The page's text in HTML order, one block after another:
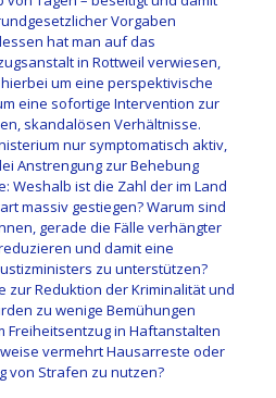
Vorgaben
hat man auf das
in Rottweil verwiesen,
um eine perspektivische
eine sofortige Intervention zur
skandalösen Verhältnisse.
nur symptomatisch aktiv,
Anstrengung zur Behebung
Weshalb ist die Zahl der im Land
massiv gestiegen? Warum sind
gerade die Fälle verhängter
und damit eine
zu unterstützen?
zur Reduktion der Kriminalität und
zu wenige Bemühungen
Freiheitsentzug in Haftanstalten
vermehrt Hausarreste oder
von Strafen zu nutzen?